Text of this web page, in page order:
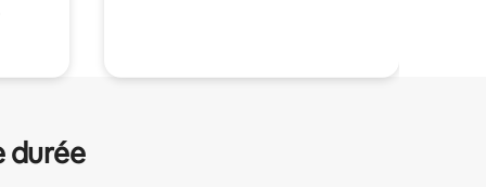
durée